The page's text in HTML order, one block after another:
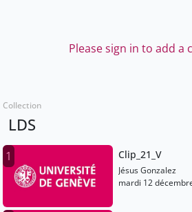
Please sign in to add a
Collection
LDS
1 Clip_21_V
Jésus Gonzalez
mardi 12